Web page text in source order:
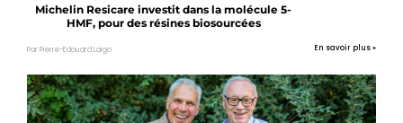
Michelin Resicare investit dans la molécule 5-
HMF, pour des résines biosourcées
Par Pierre-Edouard Laigo En savoir plus »